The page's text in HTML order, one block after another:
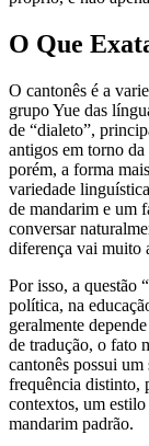
O Que
O cantonês é a
grupo Yue das
de “dialeto”,
antigos em torno
porém, a forma
variedade
de mandarim e um
conversar
diferença vai muito
Por isso, a questão
política, na
geralmente
de tradução, o fato
cantonês possui
frequência distinto,
contextos, um
mandarim padrão.